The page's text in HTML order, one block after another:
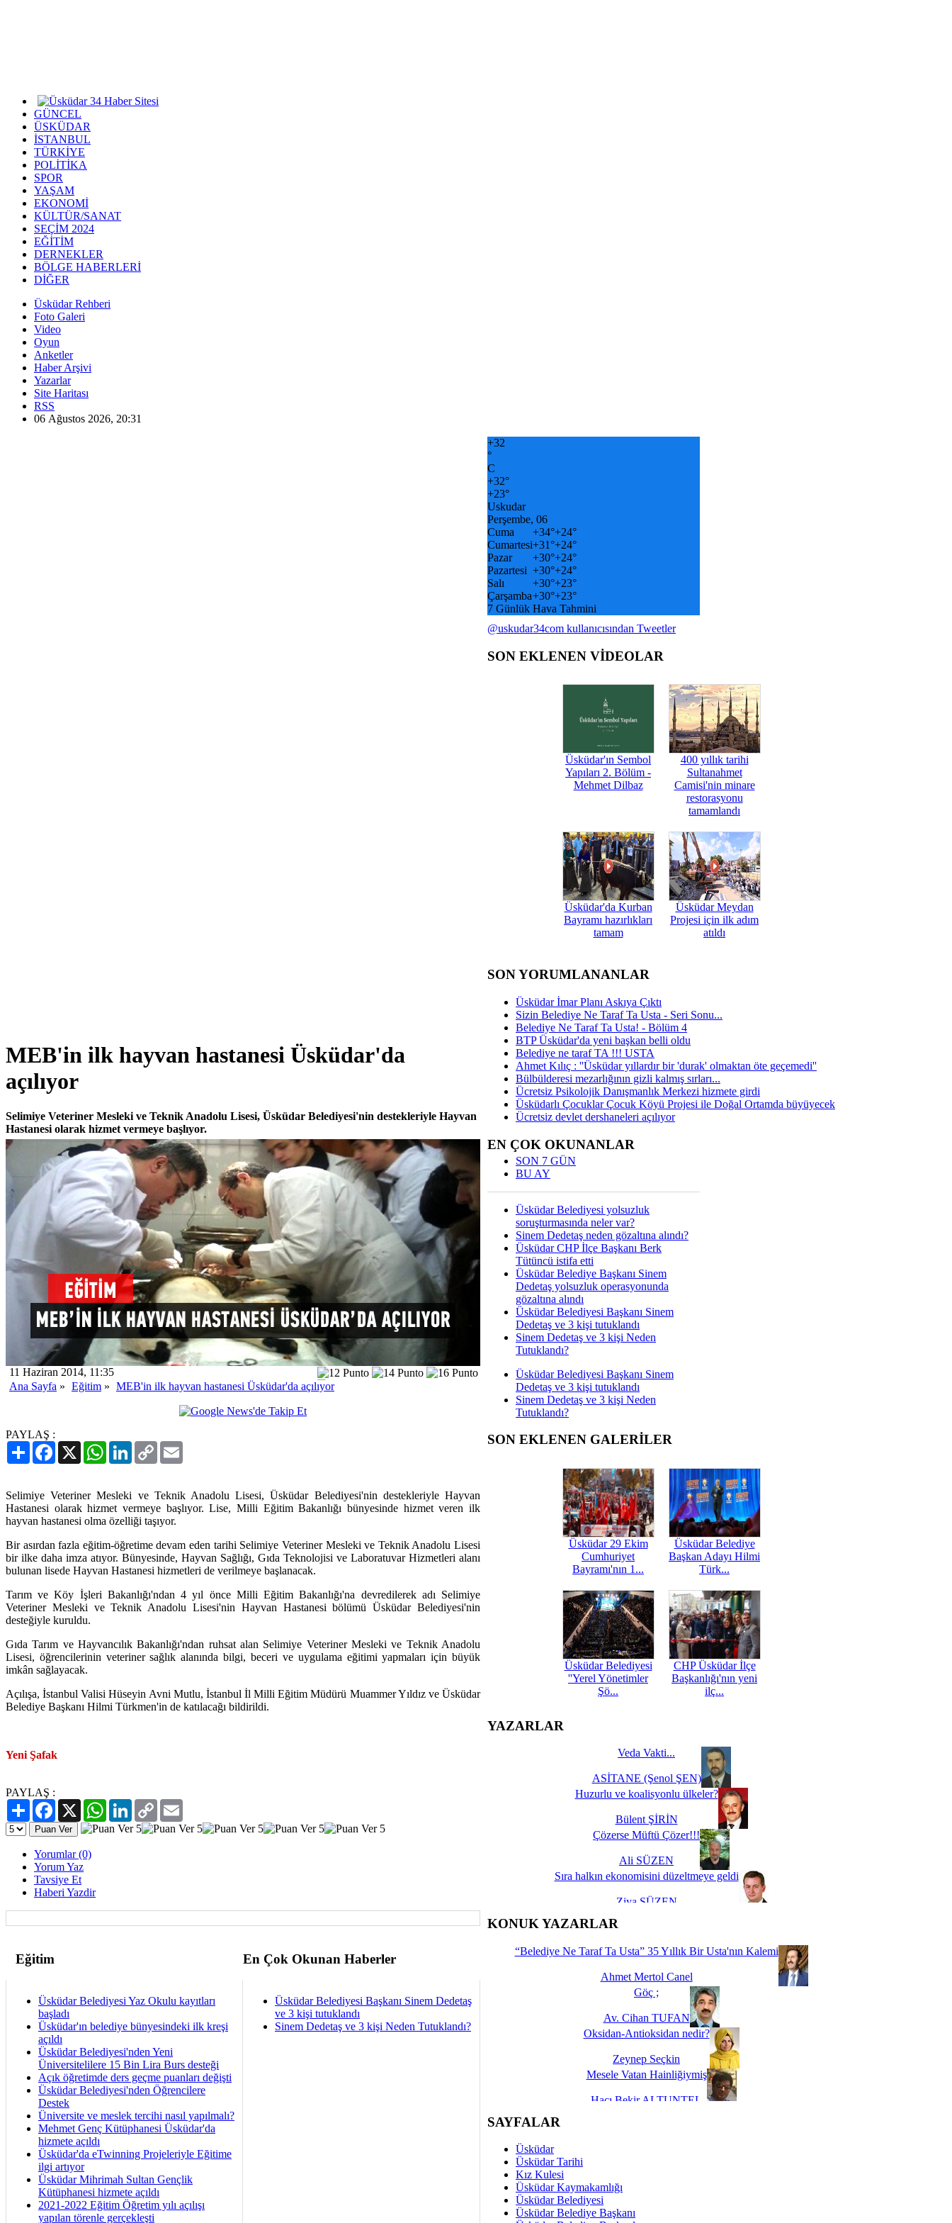
GÜNCEL
ÜSKÜDAR
İSTANBUL
TÜRKİYE
POLİTİKA
SPOR
YAŞAM
EKONOMİ
KÜLTÜR/SANAT
SEÇİM 2024
EĞİTİM
DERNEKLER
BÖLGE HABERLERİ
DİĞER
Üsküdar Rehberi
Foto Galeri
Video
Oyun
Anketler
Haber Arşivi
Yazarlar
Site Haritası
RSS
06 Ağustos 2026, 20:31
MEB'in ilk hayvan hastanesi Üsküdar'da
açılıyor
Selimiye Veteriner Mesleki ve Teknik Anadolu Lisesi, Üsküdar Belediyesi'nin destekleriyle Hayvan
Hastanesi olarak hizmet vermeye başlıyor.
11 Haziran 2014, 11:35
Ana Sayfa » Eğitim » MEB'in ilk hayvan hastanesi Üsküdar'da açılıyor
PAYLAŞ :
PaylaşFacebook
X WhatsAppLinkedIn
Copy
Link
Selimiye Veteriner Mesleki ve Teknik Anadolu Lisesi, Üsküdar Belediyesi'nin destekleriyle Hayvan
Hastanesi olarak hizmet vermeye başlıyor. Lise, Milli Eğitim Bakanlığı bünyesinde hizmet veren ilk
hayvan hastanesi olma özelliği taşıyor.
Bir asırdan fazla eğitim-öğretime devam eden tarihi Selimiye Veteriner Mesleki ve Teknik Anadolu Lisesi
bir ilke daha imza atıyor. Bünyesinde, Hayvan Sağlığı, Gıda Teknolojisi ve Laboratuvar Hizmetleri alanı
bulunan lisede Hayvan Hastanesi hizmetleri de verilmeye başlanacak.
Tarım ve Köy İşleri Bakanlığı'ndan 4 yıl önce Milli Eğitim Bakanlığı'na devredilerek adı Selimiye
Veteriner Mesleki ve Teknik Anadolu Lisesi'nin Hayvan Hastanesi bölümü Üsküdar Belediyesi'nin
desteğiyle kuruldu.
Gıda Tarım ve Hayvancılık Bakanlığı'ndan ruhsat alan Selimiye Veteriner Mesleki ve Teknik Anadolu
Lisesi, öğrencilerinin veteriner sağlık alanında bilgi, beceri ve uygulama eğitimi yapmaları için büyük
imkân sağlayacak.
Açılışa, İstanbul Valisi Hüseyin Avni Mutlu, İstanbul İl Milli Eğitim Müdürü Muammer Yıldız ve Üsküdar
Belediye Başkanı Hilmi Türkmen'in de katılacağı bildirildi.
Yeni Şafak
PAYLAŞ :
PaylaşFacebook
X WhatsAppLinkedIn
Copy
Link
Yorumlar (0)
Yorum Yaz
Tavsiye Et
Haberi Yazdir
Eğitim En Çok Okunan Haberler
Üsküdar Belediyesi Yaz Okulu kayıtları
başladı
Üsküdar'ın belediye bünyesindeki ilk kreşi
açıldı
Üsküdar Belediyesi'nden Yeni
Üniversitelilere 15 Bin Lira Burs desteği
Açık öğretimde ders geçme puanları değişti
Üsküdar Belediyesi'nden Öğrencilere
Destek
Üniversite ve meslek tercihi nasıl yapılmalı?
Mehmet Genç Kütüphanesi Üsküdar'da
hizmete açıldı
Üsküdar'da eTwinning Projeleriyle Eğitime
ilgi artıyor
Üsküdar Mihrimah Sultan Gençlik
Kütüphanesi hizmete açıldı
2021-2022 Eğitim Öğretim yılı açılışı
yapılan törenle gerçekleşti
Üsküdar Belediyesi Başkanı Sinem Dedetaş
ve 3 kişi tutuklandı
Sinem Dedetaş ve 3 kişi Neden Tutuklandı?
+32
°
C
+32°
+23°
Uskudar
Perşembe, 06
Cuma
+34°+24°
Cumartesi+31°+24°
Pazar
+30°+24°
Pazartesi +30°+24°
Salı
+30°+23°
Çarşamba+30°+23°
7 Günlük Hava Tahmini
@uskudar34com kullanıcısından Tweetler
SON EKLENEN VİDEOLAR
Üsküdar'ın Sembol
Yapıları 2. Bölüm -
Mehmet Dilbaz
400 yıllık tarihi
Sultanahmet
Camisi'nin minare
restorasyonu
tamamlandı
Üsküdar'da Kurban
Bayramı hazırlıkları
tamam
Üsküdar Meydan
Projesi için ilk adım
atıldı
SON YORUMLANANLAR
Üsküdar İmar Planı Askıya Çıktı
Sizin Belediye Ne Taraf Ta Usta - Seri Sonu...
Belediye Ne Taraf Ta Usta! - Bölüm 4
BTP Üsküdar'da yeni başkan belli oldu
Belediye ne taraf TA !!! USTA
Ahmet Kılıç : ''Üsküdar yıllardır bir 'durak' olmaktan öte geçemedi''
Bülbülderesi mezarlığının gizli kalmış sırları...
Ücretsiz Psikolojik Danışmanlık Merkezi hizmete girdi
Üsküdarlı Çocuklar Çocuk Köyü Projesi ile Doğal Ortamda büyüyecek
Ücretsiz devlet dershaneleri açılıyor
EN ÇOK OKUNANLAR
SON 7 GÜN
BU AY
Üsküdar Belediyesi yolsuzluk
soruşturmasında neler var?
Sinem Dedetaş neden gözaltına alındı?
Üsküdar CHP İlçe Başkanı Berk
Tütüncü istifa etti
Üsküdar Belediye Başkanı Sinem
Dedetaş yolsuzluk operasyonunda
gözaltına alındı
Üsküdar Belediyesi Başkanı Sinem
Dedetaş ve 3 kişi tutuklandı
Sinem Dedetaş ve 3 kişi Neden
Tutuklandı?
Üsküdar Belediyesi Başkanı Sinem
Dedetaş ve 3 kişi tutuklandı
Sinem Dedetaş ve 3 kişi Neden
Tutuklandı?
SON EKLENEN GALERİLER
Üsküdar 29 Ekim
Cumhuriyet
Bayramı'nın 1...
Üsküdar Belediye
Başkan Adayı Hilmi
Türk...
Üsküdar Belediyesi
''Yerel Yönetimler
Şö...
CHP Üsküdar İlçe
Başkanlığı'nın yeni
ilç...
YAZARLAR
Veda Vakti...
ASİTANE (Şenol ŞEN)
Huzurlu ve koalisyonlu ülkeler?
Bülent ŞİRİN
Çözerse Müftü Çözer!!!
Ali SÜZEN
Sıra halkın ekonomisini düzeltmeye geldi
Ziya SÜZEN
İşte Biz buyuz...
KONUK YAZARLAR
“Belediye Ne Taraf Ta Usta” 35 Yıllık Bir Usta'nın Kalemi
Ahmet Mertol Canel
Göç ;
Av. Cihan TUFAN
Oksidan-Antioksidan nedir?
Zeynep Seçkin
Mesele Vatan Hainliğiymiş
Hacı Bekir ALTUNTEL
Dünya Fani, Ama Kısa Bir Süre De Olsa Burdayız
Savaş ŞENEL
Hukukun Adaleti Kalmadı Üstadım!
SAYFALAR
Üsküdar
Üsküdar Tarihi
Kız Kulesi
Üsküdar Kaymakamlığı
Üsküdar Belediyesi
Üsküdar Belediye Başkanı